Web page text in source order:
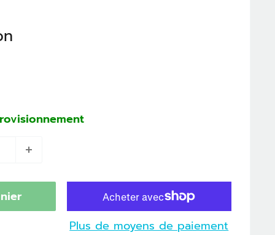
Plus de moyens de paiement